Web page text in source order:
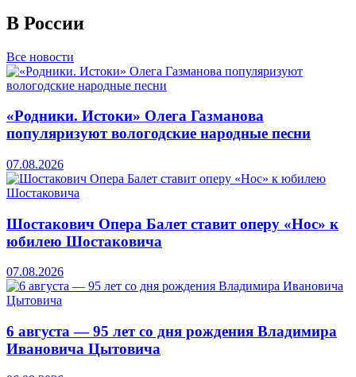
В России
Все новости
«Родники. Истоки» Олега Газманова
популяризуют вологодские народные песни
07.08.2026
Шостакович Опера Балет ставит оперу «Нос» к
юбилею Шостаковича
07.08.2026
6 августа — 95 лет со дня рождения Владимира
Ивановича Цытовича